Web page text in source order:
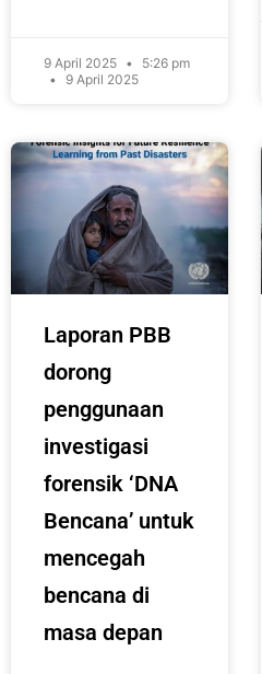
9 April 2025
5:26 pm
9 April 2025
Laporan PBB
dorong
penggunaan
investigasi
forensik ‘DNA
Bencana’ untuk
mencegah
bencana di
masa depan